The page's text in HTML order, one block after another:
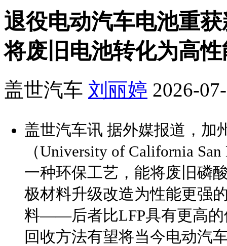
退役电动汽车电池重
将废旧电池转化为高
盖世汽车 刘丽婷 2026-
盖世汽车讯 据外媒报道，加
（University of California
一种环保工艺，能将废旧磷
极材料升级改造为性能更强
料——后者比LFP具有更高的
回收方法有望将当今电动汽